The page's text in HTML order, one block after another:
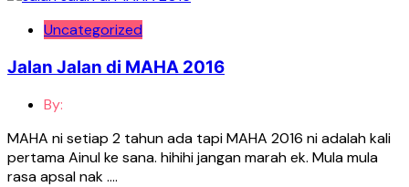
Uncategorized
Jalan Jalan di MAHA 2016
By:
MAHA ni setiap 2 tahun ada tapi MAHA 2016 ni adalah kali
pertama Ainul ke sana. hihihi jangan marah ek. Mula mula
rasa apsal nak ….